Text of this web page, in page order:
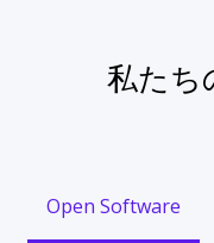
私たち
Open Software